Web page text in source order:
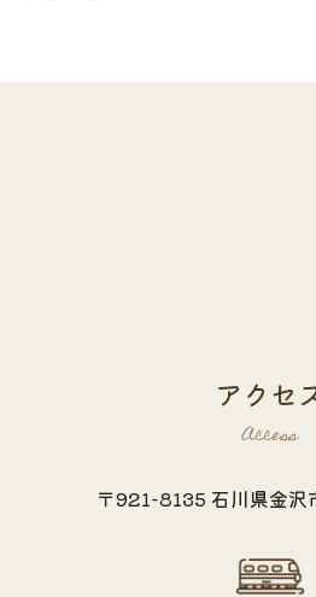
アクセ
Access
〒921-8135 石川県金